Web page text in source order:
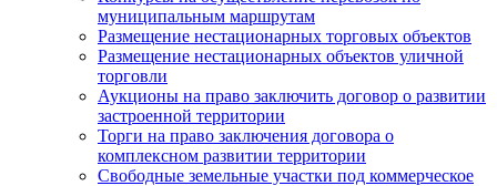
муниципальным маршрутам
Размещение нестационарных торговых объектов
Размещение нестационарных объектов уличной
торговли
Аукционы на право заключить договор о развитии
застроенной территории
Торги на право заключения договора о
комплексном развитии территории
Свободные земельные участки под коммерческое